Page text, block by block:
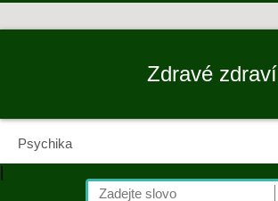
Zdravé zdraví
Psychika
|